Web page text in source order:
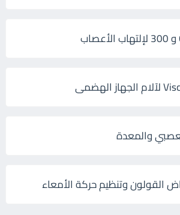
والمعدة
القولون وتنظيم حركة الأمعاء